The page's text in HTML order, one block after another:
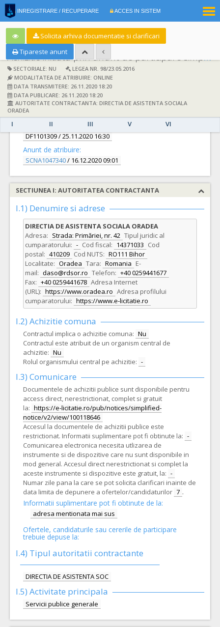
INREGISTRARE / RECUPERARE ACCES IN SISTEM
Solicita arhiva documentatie si clarificari
Tipareste anunt
Achizitie initiata prin anunt de participare simplificat:
SECTORIALE: NU
LEGEA NR. 98/23.05.2016
MODALITATEA DE ATRIBUIRE: ONLINE
DATA TRANSMITERE: 26.11.2020 18:20
DATA PUBLICARE: 26.11.2020 18:20
AUTORITATE CONTRACTANTA: DIRECTIA DE ASISTENTA SOCIALA
ORADEA
I II III V VI
DETALII
Documentatie de atribuire:
DF1101309/ 25.11.2020 16:30
Anunt de atribuire:
SCNA1047340/ 16.12.2020 09:01
SECTIUNEA I: AUTORITATEA CONTRACTANTA
I.1) Denumire si adrese
DIRECTIA DE ASISTENTA SOCIALA ORADEA
Adresa: Strada: Primăriei, nr. 42 Tipul juridic al
cumparatorului: - Cod fiscal: 14371033 Cod
postal: 410209 Cod NUTS: RO111 Bihor
Localitate: Oradea Tara: Romania E-
mail: daso@rdsor.ro Telefon: +40 0259441677
Fax: +40 0259441678 Adresa Internet
(URL): https://www.oradea.ro Adresa profilului
cumparatorului: https://www.e-licitatie.ro
I.2) Achizitie comuna
Contractul implica o achizitie comuna: Nu
Contractul este atribuit de un organism central de
achizitie: Nu
Rolul organismului central pe achizitie: -
I.3) Comunicare
Documentele de achizitii publice sunt disponibile pentru
access direct, nerestrictionat, complet si gratuit
la: https://e-licitatie.ro/pub/notices/simplified-
notice/v2/view/100118646
Accesul la documentele de achizitii publice este
restrictionat. Informatii suplimentare pot fi obtinute la: -
Comunicarea electronica necesita utlizarea de
instrumente si de dispozitive care nu sunt disponibile in
mod general. Accesul direct nerestrictionat si complet la
aceste instrumente si dispozitive este gratuit, la: -
Numar zile pana la care se pot solicita clarificari inainte de
data limita de depunere a ofertelor/candidaturilor 7 .
Informatii suplimentare pot fi obtinute de la:
adresa mentionata mai sus
Ofertele, candidaturile sau cererile de participare
trebuie depuse la:
I.4) Tipul autoritatii contractante
DIRECTIA DE ASISTENTA SOC
I.5) Activitate principala
Servicii publice generale